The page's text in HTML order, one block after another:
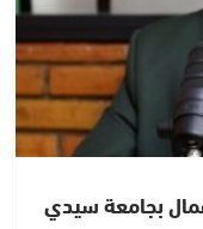
بجامعة سيدي